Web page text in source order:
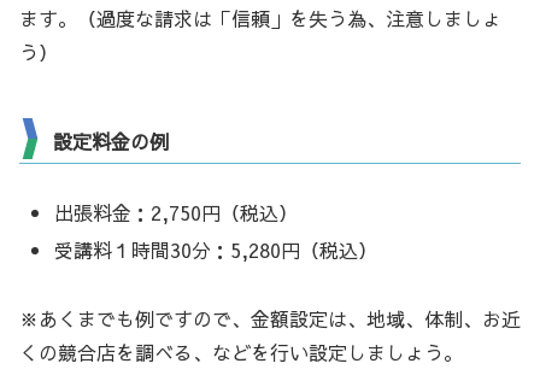
ます。（過度な請求は「信頼」を失う為、注意しましょ
う）
設定料金の例
出張料金：2,750円（税込）
受講料１時間30分：5,280円（税込）
※あくまでも例ですので、金額設定は、地域、体制、お近
くの競合店を調べる、などを行い設定しましょう。